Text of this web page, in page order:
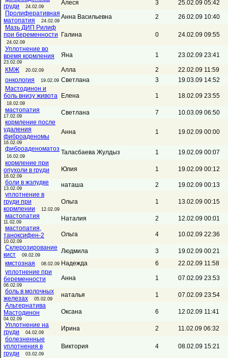
груди
24.02.09
Алеся 3
25.02.09 05:42
Пролиферативная
матопатия
24.02.09
Анна Васильевна 2
26.02.09 10:40
Мазь ДИП Рилиф
при беременности
24.02.09
Галина 0
24.02.09 09:55
Уплотнение во
время кормления
23.02.09
Яна 1 23.02.09 23:41
КМЖ 20.02.09 Алла 2
22.02.09 11:59
онкология
19.02.09 Светлана 3
19.03.09 14:52
Мастодинон и
боль внизу живота
18.02.09
Елена 1
18.02.09 23:55
мастопатия
17.02.09 Светлана 7
10.03.09 06:50
кормление после
удаления
фиброаденомы
16.02.09
Анна 1 19.02.09 00:00
фиброаденоматоз
16.02.09
Таласбаева Жулдыз 1
19.02.09 00:07
кормление при
опухоли в груди
16.02.09
Юлия 1
19.02.09 00:12
боли в жэлудке
13.02.09 наташа 2
19.02.09 00:13
уплотнение в
груди при
кормлении
12.02.09
Ольга 1
13.02.09 00:15
мастопатия
11.02.09 Наталия 2
12.02.09 00:01
мастопатия,
таноксифен-2
10.02.09
Ольга 4
10.02.09 22:36
Склерозирование
кист
09.02.09
Людмила 3
19.02.09 00:21
кмстозная
08.02.09 Надежда 6
22.02.09 11:58
уплотнение при
беременности
06.02.09
Анна 1
07.02.09 23:53
боль в молочных
железах
05.02.09
наталья 1
07.02.09 23:54
Альтернатива
Мастодинон
04.02.09
Оксана 6
12.02.09 11:41
Уплотнение на
груди
04.02.09
Ирина 2
11.02.09 06:32
болезненные
уплотнения в
груди
03.02.09
Виктория 4
08.02.09 15:21